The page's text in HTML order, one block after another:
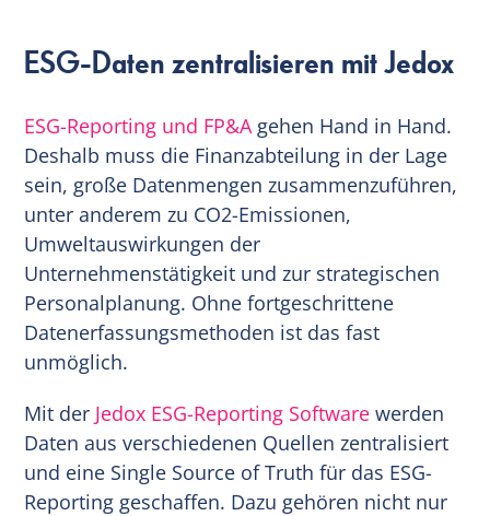
ESG-Daten zentralisieren mit Jedox
ESG-Reporting und FP&A gehen Hand in Hand.
Deshalb muss die Finanzabteilung in der Lage
sein, große Datenmengen zusammenzuführen,
unter anderem zu CO2-Emissionen,
Umweltauswirkungen der
Unternehmenstätigkeit und zur strategischen
Personalplanung. Ohne fortgeschrittene
Datenerfassungsmethoden ist das fast
unmöglich.
Mit der Jedox ESG-Reporting Software werden
Daten aus verschiedenen Quellen zentralisiert
und eine Single Source of Truth für das ESG-
Reporting geschaffen. Dazu gehören nicht nur